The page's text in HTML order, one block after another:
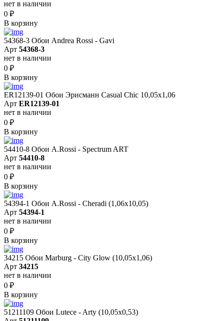
нет в наличии
0 ₽
В корзину
54368-3 Обои Andrea Rossi - Gavi
Арт 54368-3
нет в наличии
0 ₽
В корзину
ER12139-01 Обои Эрисманн Casual Chic 10,05x1,06
Арт ER12139-01
нет в наличии
0 ₽
В корзину
54410-8 Обои A.Rossi - Spectrum ART
Арт 54410-8
нет в наличии
0 ₽
В корзину
54394-1 Обои A.Rossi - Cheradi (1,06x10,05)
Арт 54394-1
нет в наличии
0 ₽
В корзину
34215 Обои Marburg - City Glow (10,05x1,06)
Арт 34215
нет в наличии
0 ₽
В корзину
51211109 Обои Lutece - Arty (10,05x0,53)